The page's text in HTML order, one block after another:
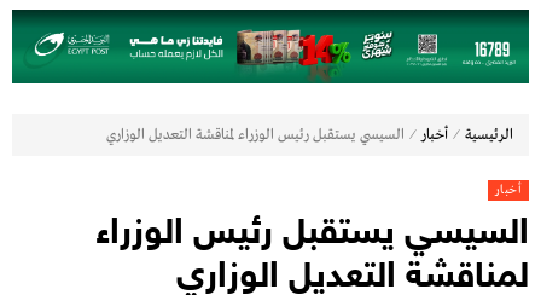
الرئيسية ⁄ أخبار ⁄ السيسي يستقبل رئيس الوزراء لمناقشة التعديل الوزاري
أخبار
السيسي يستقبل رئيس الوزراء
لمناقشة التعديل الوزاري